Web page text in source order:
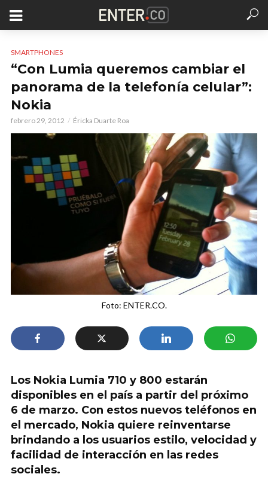
SMARTPHONES
“Con Lumia queremos cambiar el
panorama de la telefonía celular”:
Nokia
febrero 29, 2012 Éricka Duarte Roa
Foto: ENTER.CO.
Los Nokia Lumia 710 y 800 estarán
disponibles en el país a partir del próximo
6 de marzo. Con estos nuevos teléfonos en
el mercado, Nokia quiere reinventarse
brindando a los usuarios estilo, velocidad y
facilidad de interacción en las redes
sociales.